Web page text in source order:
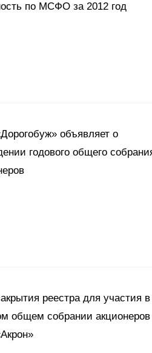
по МСФО за 2012 год
объявляет о
годового общего
реестра для участия в
общем собрании акционеров